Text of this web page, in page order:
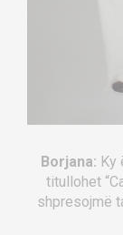
Borjana: Ky
titullohet
shpresojmë